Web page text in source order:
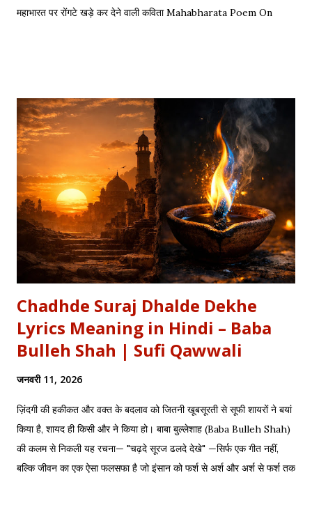
महाभारत पर रोंगटे खड़े कर देने वाली कविता Mahabharata Poem On
Explore our Best Hindi Poetry Collection for more Veer
Ras Kavitayein. तलवार, धनुष और पैदल सैनिक कुरुक्षेत्र में खड़े हुए, रक्त
पिपासु महारथी इक दूजे सम्मुख अड़े हुए | कई लाख सेना के सम्मुख पांडव पाँच बिचारे
थे, एक तरफ थे योद्धा सब, एक तरफ समय के मारे थे | महा-समर की प्रतिक्षा में सारे
ताक रहे थे जी, और पार्थ के रथ को केशव स्वयं हाँक रहे थे जी || रणभूमि के सभी
नजारे देखन में कुछ खास लगे, माधव ने अर्जुन को देखा, अर्जुन उन्हें उदास लगे | ...
Chadhde Suraj Dhalde Dekhe
Lyrics Meaning in Hindi – Baba
Bulleh Shah | Sufi Qawwali
जनवरी 11, 2026
ज़िंदगी की हकीकत और वक्त के बदलाव को जितनी खूबसूरती से सूफी शायरों ने बयां
किया है, शायद ही किसी और ने किया हो। बाबा बुल्लेशाह (Baba Bulleh Shah)
की कलम से निकली यह रचना— "चढ़दे सूरज ढलदे देखे" —सिर्फ एक गीत नहीं,
बल्कि जीवन का एक ऐसा फलसफा है जो इंसान को फर्श से अर्श और अर्श से फर्श तक